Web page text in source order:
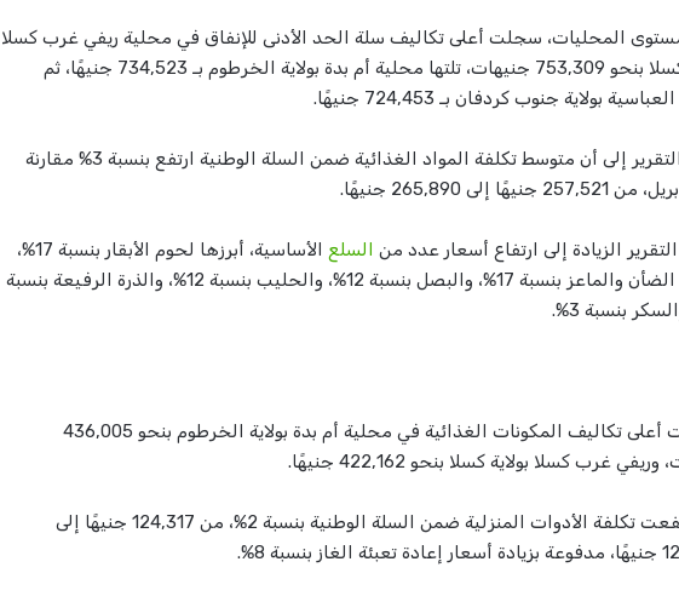
المحليات، سجلت أعلى تكاليف سلة الحد الأدنى للإنفاق في محلية ريفي غرب كسلا
بولاية كسلا بنحو 753,309 جنيهات، تلتها محلية أم بدة بولاية الخرطوم بـ 734,523 جنيهًا، ثم
بولاية جنوب كردفان بـ 724,453 جنيهًا.
وأشار التقرير إلى أن متوسط تكلفة المواد الغذائية ضمن السلة الوطنية ارتفع بنسبة 3% مقارنة
جنيهًا إلى 265,890 جنيهًا.
الزيادة إلى ارتفاع أسعار عدد من السلع
الأساسية، أبرزها لحوم الأبقار بنسبة 17%،
ولحوم الضأن والماعز بنسبة 17%، والبصل بنسبة 12%، والحليب بنسبة 12%، والذرة الرفيعة بنسبة
وسجلت أعلى تكاليف المكونات الغذائية في محلية أم بدة بولاية الخرطوم بنحو 436,005
غرب كسلا بولاية كسلا بنحو 422,162 جنيهًا.
كما ارتفعت تكلفة الأدوات المنزلية ضمن السلة الوطنية بنسبة 2%، من 124,317 جنيهًا إلى
بنسبة 8%.